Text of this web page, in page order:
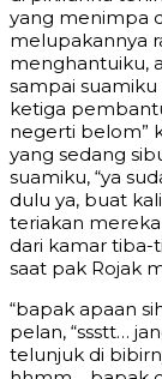
yang menimpa
melupakannya
menghantuiku,
sampai
ketiga
negerti belom”
yang sedang
suamiku, “ya
dulu ya, buat
teriakan
dari kamar tiba-
saat pak Rojak
“bapak apaan
pelan, “ssstt…
telunjuk di